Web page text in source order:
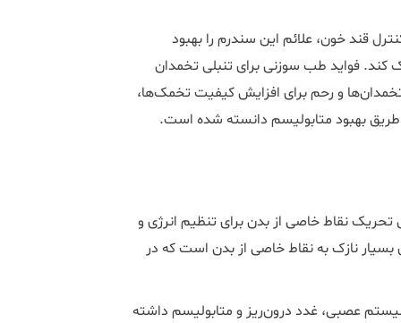
قند خون، علائم این سندرم را بهبود
فواید طب سوزنی برای تنبلی تخمدان
و رحم برای افزایش کیفیت تخمک‌ها،
بهبود متابولیسم دانسته شده است.
نقاط خاصی از بدن برای تنظیم انرژی و
نازک به نقاط خاصی از بدن است که در
عصبی، غدد درون‌ریز و متابولیسم داشته